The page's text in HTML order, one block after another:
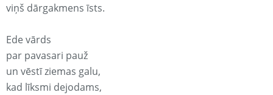
viņš dārgakmens īsts.
Ede vārds
par pavasari pauž
un vēstī ziemas galu,
kad līksmi dejodams,